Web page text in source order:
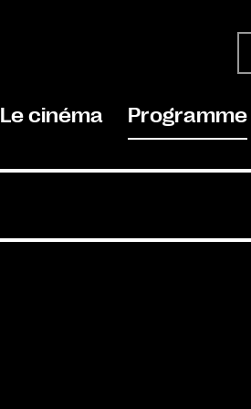
Le cinéma Programme